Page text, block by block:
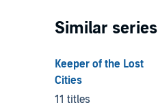
Similar series
Keeper of the Lost
Cities
11 titles